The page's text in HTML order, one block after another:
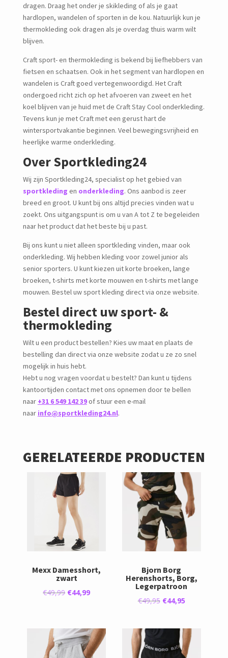
dragen. Draag het onder je skikleding of als je gaat
hardlopen, wandelen of sporten in de kou. Natuurlijk kun je
thermokleding ook dragen als je overdag thuis warm wilt
blijven.
Craft sport- en thermokleding is bekend bij liefhebbers van
fietsen en schaatsen. Ook in het segment van hardlopen en
wandelen is Craft goed vertegenwoordigd. Het Craft
ondergoed richt zich op het afvoeren van zweet en het
koel blijven van je huid met de Craft Stay Cool onderkleding.
Tevens kun je met Craft met een gerust hart de
wintersportvakantie beginnen. Veel bewegingsvrijheid en
heerlijke warme onderkleding.
Over Sportkleding24
Wij zijn Sportkleding24, specialist op het gebied van
sportkleding en onderkleding. Ons aanbod is zeer
breed en groot. U kunt bij ons altijd precies vinden wat u
zoekt. Ons uitgangspunt is om u van A tot Z te begeleiden
naar het product dat het beste bij u past.
Bij ons kunt u niet alleen sportkleding vinden, maar ook
onderkleding. Wij hebben kleding voor zowel junior als
senior sporters. U kunt kiezen uit korte broeken, lange
broeken, t-shirts met korte mouwen en t-shirts met lange
mouwen. Bestel uw sport kleding direct via onze website.
Bestel direct uw sport- &
thermokleding
Wilt u een product bestellen? Kies uw maat en plaats de
bestelling dan direct via onze website zodat u ze zo snel
mogelijk in huis hebt.
Hebt u nog vragen voordat u bestelt? Dan kunt u tijdens
kantoortijden contact met ons opnemen door te bellen
naar +31 6 549 142 39of stuur een e-mail
naar info@sportkleding24.nl.
GERELATEERDE PRODUCTEN
Mexx Damesshort,
zwart
€49,99 Oorspronkelijke
€49,99.
€44,99Huidige
€44,99.
Bjorn Borg
Herenshorts, Borg,
Legerpatroon
€49,95 Oorspronkelijke
was:
€49,95.
€44,95Huidige
is:
€44,95.